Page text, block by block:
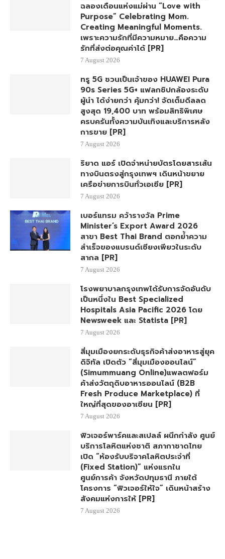
ฉลองเดือนแห่งแม่ผ่าน “Love with
Purpose” Celebrating Mom.
Creating Meaningful Moments.
เพราะความรักที่มีความหมาย…คือความ
รักที่ส่งต่อคุณค่าได้ [PR]
7 August 2026
ทรู 5G ชวนเป็นเจ้าของ HUAWEI Pura
90s Series 5G+ แฟลกชิปกล้องระดับ
ผู้นำ ได้ง่ายกว่า คุ้มกว่า! จัดเต็มดีลลด
สูงสุด 19,400 บาท พร้อมสิทธิพิเศษ
ครบครันทั้งความบันเทิงและบริการหลัง
การขาย [PR]
7 August 2026
ริยาด แอร์ เปิดจำหน่ายบัตรโดยสารเส้น
ทางบินตรงสู่กรุงเทพฯ เดินหน้าขยาย
เครือข่ายการบินทั่วเอเชีย [PR]
7 August 2026
เบอร์แทรม คว้ารางวัล Prime
Minister’s Export Award 2026
สาขา Best Thai Brand ตอกย้ำความ
สำเร็จของแบรนด์เซียงเพียวในระดับ
สากล [PR]
7 August 2026
โรงพยาบาลกรุงเทพได้รับการจัดอันดับ
เป็นหนึ่งใน Best Specialized
Hospitals Asia Pacific 2026 โดย
Newsweek และ Statista [PR]
7 August 2026
สี่มุมเมืองยกระดับธุรกิจค้าส่งอาหารสู่ยุค
ดิจิทัล เปิดตัว “สี่มุมเมืองออนไลน์”
(Simummuang Online)แพลตฟอร์ม
ค้าส่งวัตถุดิบอาหารออนไลน์ (B2B
Fresh Produce Marketplace) ที่
ใหญ่ที่สุดของอาเซียน [PR]
7 August 2026
ฟิวเจอร์พาร์คและสเปลล์ ผนึกกำลัง ศูนย์
บริการโลหิตแห่งชาติ สภากาชาดไทย
เปิด “ห้องรับบริจาคโลหิตประจำที่
(Fixed Station)” แห่งแรกใน
ศูนย์การค้า จังหวัดปทุมธานี ภายใต้
โครงการ “ฟิวเจอร์ให้ใจ” เดินหน้าสร้าง
สังคมแห่งการให้ [PR]
7 August 2026